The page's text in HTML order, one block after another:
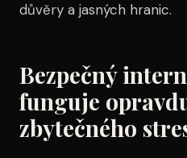
důvěry a jasných hranic.
Bezpečný
funguje
zbytečného